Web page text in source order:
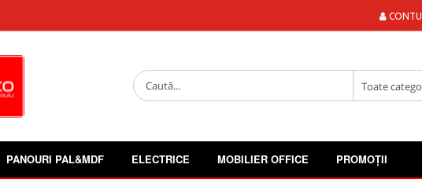
PANOURI PAL&MDF ELECTRICE MOBILIER OFFICE PROMOȚII